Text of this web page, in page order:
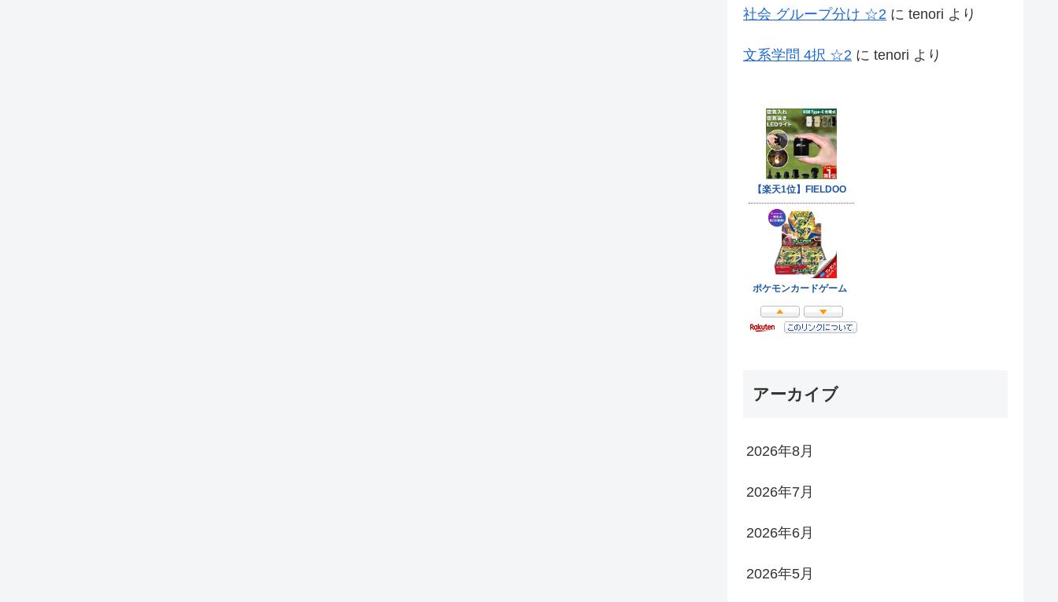
社会 グループ分け ☆2 に tenori より
文系学問 4択 ☆2 に tenori より
アーカイブ
2026年8月
2026年7月
2026年6月
2026年5月